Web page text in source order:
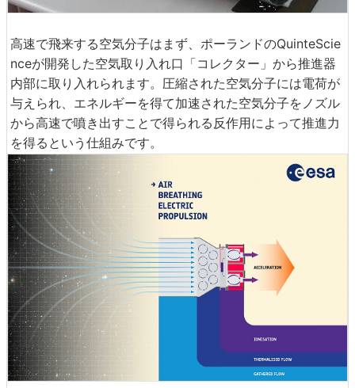
高速で飛来する空気分子はまず、ポーランドのQuinteScie
nceが開発した空気取り入れ口「コレクター」から推進器
内部に取り入れられます。圧縮された空気分子には電荷が
与えられ、エネルギーを得て加速された空気分子をノズル
から高速で噴き出すことで得られる反作用によって推進力
を得るという仕組みです。